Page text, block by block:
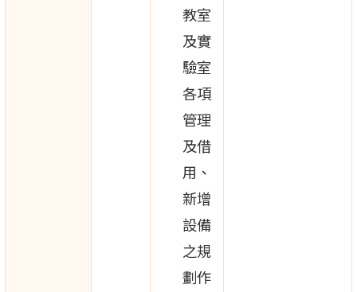
教室
及實
驗室
各項
管理
及借
用、
新增
設備
之規
劃作